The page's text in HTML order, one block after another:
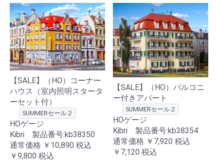
【SALE】（HO）コーナー
ハウス（室内照明スタータ
ーセット付）
SUMMERセール２
HOゲージ
Kibri 製品番号:kb38350
通常価格 ￥10,890 税込
￥9,800 税込
【SALE】（HO）バルコニ
ー付きアパート
SUMMERセール２
HOゲージ
Kibri 製品番号:kb38354
通常価格 ￥7,920 税込
￥7,120 税込